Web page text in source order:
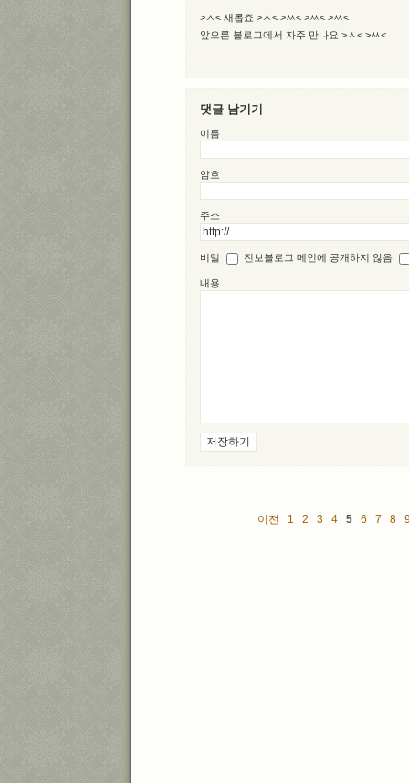
>ㅅ< 새롭죠 >ㅅ< >ㅆ< >ㅆ< >ㅆ<
앞으론 블로그에서 자주 만나요 >ㅅ< >ㅆ<
댓글 남기기
이름
암호
주소
비밀 진보블로그 메인에 공개하지 않음
내용
이전 1 2 3 4 5 6 7 8